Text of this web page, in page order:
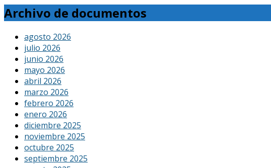
Archivo de documentos
agosto 2026
julio 2026
junio 2026
mayo 2026
abril 2026
marzo 2026
febrero 2026
enero 2026
diciembre 2025
noviembre 2025
octubre 2025
septiembre 2025